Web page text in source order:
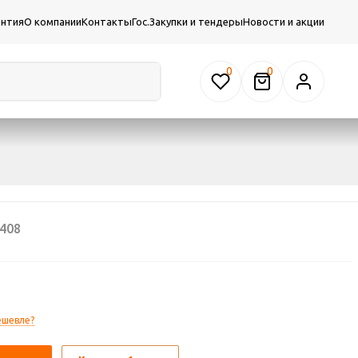
О компанииКонтактыГос.Закупки и тендерыНовости и акции
0